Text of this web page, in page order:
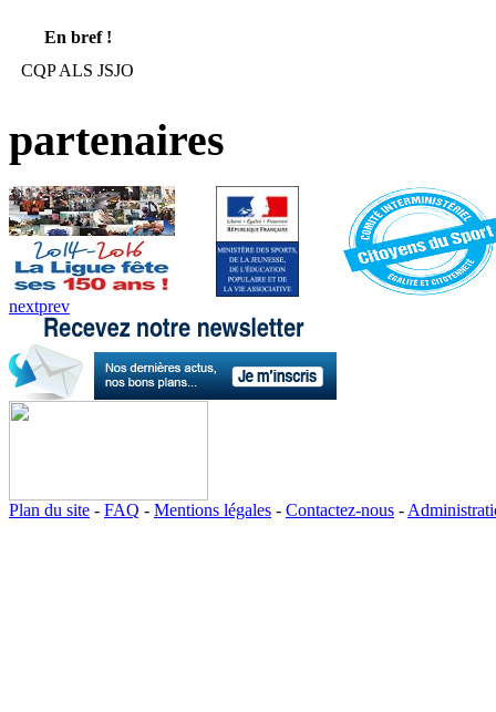
En bref !
CQP ALS JSJO
partenaires
nextprev
Plan du site - FAQ - Mentions légales - Contactez-nous -